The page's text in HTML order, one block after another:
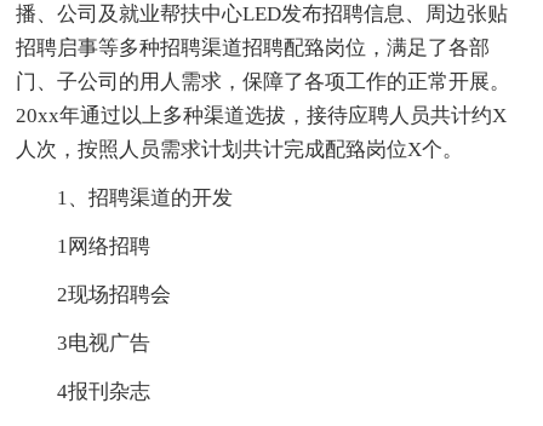
播、公司及就业帮扶中心LED发布招聘信息、周边张贴
招聘启事等多种招聘渠道招聘配臵岗位，满足了各部
门、子公司的用人需求，保障了各项工作的正常开展。
20xx年通过以上多种渠道选拔，接待应聘人员共计约X
人次，按照人员需求计划共计完成配臵岗位X个。
1、招聘渠道的开发
1网络招聘
2现场招聘会
3电视广告
4报刊杂志